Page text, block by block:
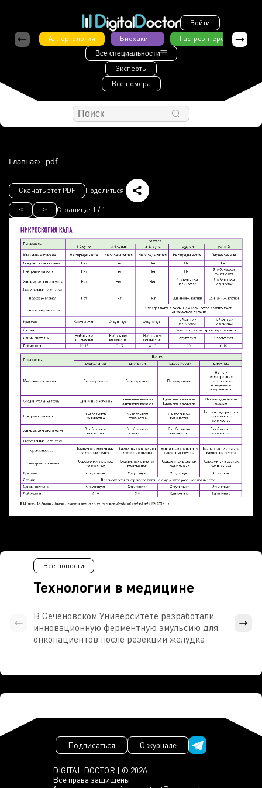
Войти
Аллергология
Биохакинг Гастроэнтерология
Все специальности
Эксперты
Все номера
Главная pdf
< > Страница: 1 / 1
Скачать этот PDF Поделиться:
Технологии в медицине
Все новости
В Сеченовском Университете разработали
инновационную ферментную эмульсию для
онкопациентов после резекции желудка
DIGITAL DOCTOR | © 2026
Все права защищены
Подписаться О журнале